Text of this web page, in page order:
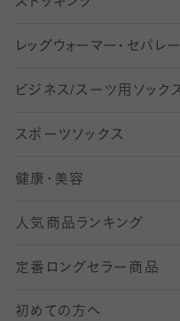
アンクル・ショートソッ
クルーソックス（ふくら
ハイソックス
オーバーニー・ニーハ
41〜60デニールタイ
61〜80デニールタイ
81 〜110デニールタイ
111〜210デニールタ
211デニールタイツ以
無地レギンス
レギンスパンツ（レギ
マタニティレギンス
5 分丈
6 分丈レギンス
7 分丈 レギンス
8分丈 レギンス
伝線しにくいストッキ
ショートストッキング
結婚式用ストッキング
美脚ストッキング
オールスルーストッキ
レッ グ ウォー マー ・ セパレー
ビジネス/スーツ用 ソック
匠シリーズ
フレッシャーズ向けソ
冠婚葬祭向けソックス
スーツカジュアルソッ
ロングホーズ
スポーツソックス
ランニングソックス・
ゴルフソックス・靴下
サッカー・フットサル
ヨガソックス・靴下
健康・美容
インナーソックス
加圧・着圧ソックス
冷えとり靴下
人気商品ランキング
定番ロングセラー商品
初めての方へ